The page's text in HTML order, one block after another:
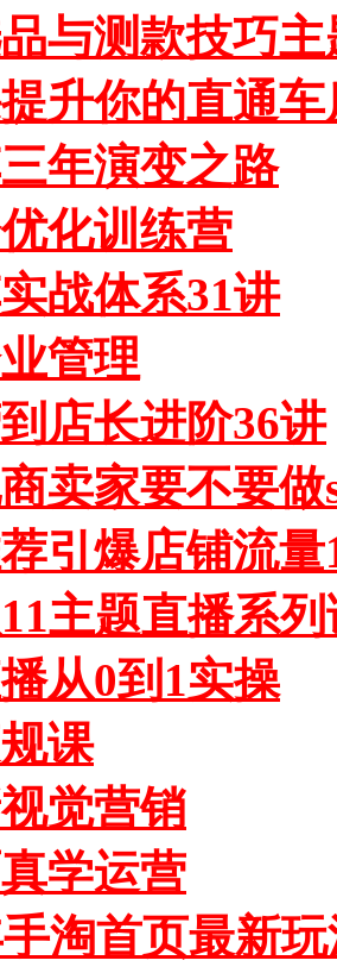
与测款技巧主
升你的直通
年演变之路
化训练营
战体系31讲
管理
店长进阶36讲
卖家要不要做
引爆店铺流量
主题直播系列
从0到1实操
课
觉营销
学运营
淘首页最新